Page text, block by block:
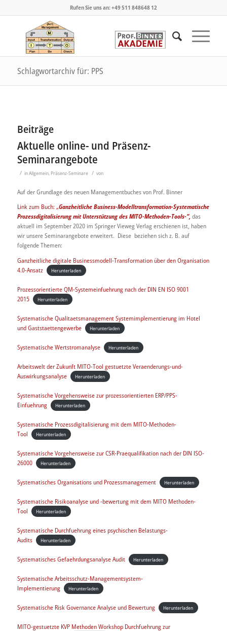
Rufen Sie uns an: +49 511 848648 12
Schlagwortarchiv für: PPS
Beiträge
Aktuelle online- und Präsenz-
Seminarangebote
/ inAllgemein, Präsenz-Seminare / von
Auf der Grundlage des neuen Managementbuches von Prof. Binner
Link zum Buch: „Ganzheitliche Business-Modelltransformation-Systematische
Prozessdigitalisierung mit Unterstützung des MITO-Methoden-Tools-“, das
aktuell im September 2020 im Springer Vieweg Verlag erschienen ist, haben
wir unsere Seminarangebote erweitert. Diese beziehen sich z. B. auf
folgende Themen:
Ganzheitliche digitale Businessmodell-Transformation über den Organisation
4.0-Ansatz
Herunterladen
Prozessorientierte QM-Systemeinfuehrung nach der DIN EN ISO 9001
2015
Herunterladen
Systematische Qualitaetsmanagement Systemimplementierung im Hotel
und Gaststaettengewerbe
Herunterladen
Systematische Wertstromanalyse Herunterladen
Arbeitswelt der Zukunft MITO-Tool gestuetzte Veraenderungs-und-
Auswirkungsanalyse
Herunterladen
Systematische Vorgehensweise zur prozessorientierten ERP/PPS-
Einfuehrung
Herunterladen
Systematische Prozessdigitalisierung mit dem MITO-Methoden-
Tool
Herunterladen
Systematische Vorgehensweise zur CSR-Praequalifikation nach der DIN ISO-
26000
Herunterladen
Systematisches Organisations und Prozessmanagement Herunterladen
Systematische Risikoanalyse und -bewertung mit dem MITO Methoden-
Tool
Herunterladen
Systematische Durchfuehrung eines psychischen Belastungs-
Audits
Herunterladen
Systematisches Gefaehrdungsanalyse Audit Herunterladen
Systematische Arbeitsschutz-Managementsystem-
Implementierung
Herunterladen
Systematische Risk Governance Analyse und Bewertung Herunterladen
MITO-gestuetzte KVP Methoden Workshop Durchfuehrung zur